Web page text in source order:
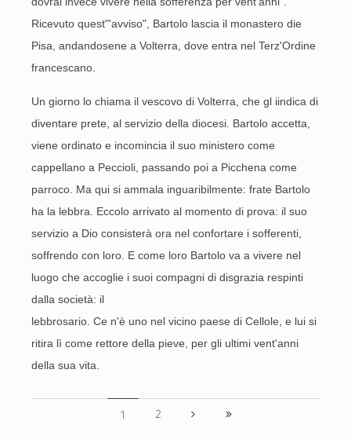
Ricevuto quest"'avviso", Bartolo lascia il monastero die
Pisa, andandosene a Volterra, dove entra nel Terz'Ordine
francescano.
Un giorno lo chiama il vescovo di Volterra, che gl iindica di
diventare prete, al servizio della diocesi. Bartolo accetta,
viene ordinato e incomincia il suo ministero come
cappellano a Peccioli, passando poi a Picchena come
parroco. Ma qui si ammala inguaribilmente: frate Bartolo
ha la lebbra. Eccolo arrivato al momento di prova: il suo
servizio a Dio consisterà ora nel confortare i sofferenti,
soffrendo con loro. E come loro Bartolo va a vivere nel
luogo che accoglie i suoi compagni di disgrazia respinti
dalla società: il
lebbrosario. Ce n'è uno nel vicino paese di Cellole, e lui si
ritira lì come rettore della pieve, per gli ultimi vent'anni
della sua vita.
1 2